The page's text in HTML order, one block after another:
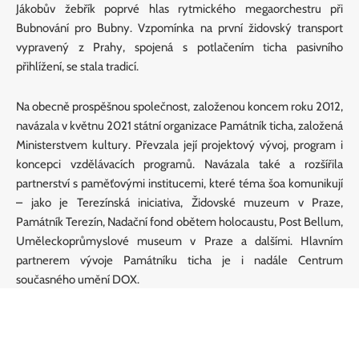
Jákobův žebřík poprvé hlas rytmického megaorchestru při
Bubnování pro Bubny. Vzpomínka na první židovský transport
vypravený z Prahy, spojená s potlačením ticha pasivního
přihlížení, se stala tradicí.
Na obecně prospěšnou společnost, založenou koncem roku 2012,
navázala v květnu 2021 státní organizace Památník ticha, založená
Ministerstvem kultury. Převzala její projektový vývoj, program i
koncepci vzdělávacích programů. Navázala také a rozšířila
partnerství s paměťovými institucemi, které téma šoa komunikují
– jako je Terezínská iniciativa, Židovské muzeum v Praze,
Památník Terezín, Nadační fond obětem holocaustu, Post Bellum,
Uměleckoprůmyslové museum v Praze a dalšími. Hlavním
partnerem vývoje Památníku ticha je i nadále Centrum
současného umění DOX.